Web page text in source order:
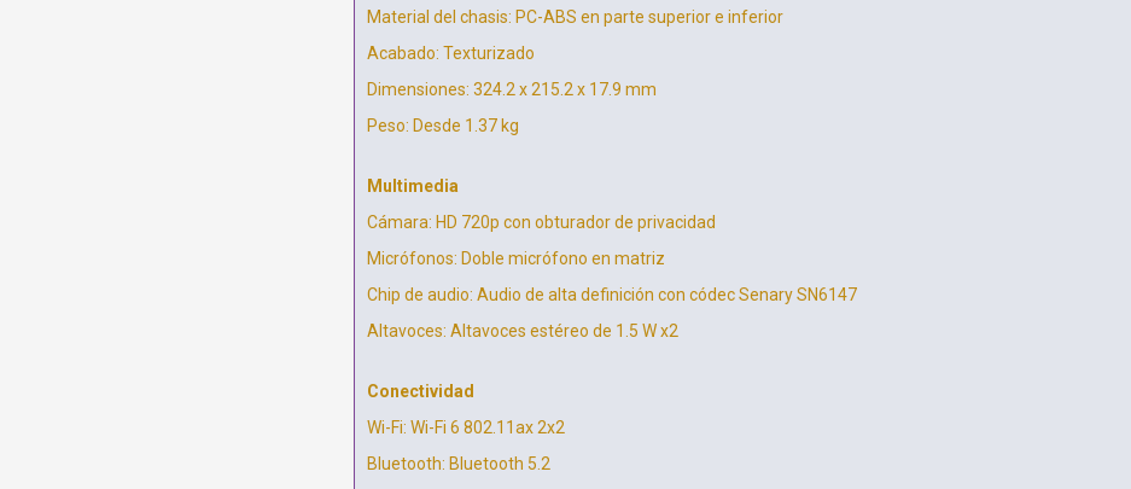
Material del chasis: PC-ABS en parte superior e inferior
Acabado: Texturizado
Dimensiones: 324.2 x 215.2 x 17.9 mm
Peso: Desde 1.37 kg
Multimedia
Cámara: HD 720p con obturador de privacidad
Micrófonos: Doble micrófono en matriz
Chip de audio: Audio de alta definición con códec Senary SN6147
Altavoces: Altavoces estéreo de 1.5 W x2
Conectividad
Wi-Fi: Wi-Fi 6 802.11ax 2x2
Bluetooth: Bluetooth 5.2